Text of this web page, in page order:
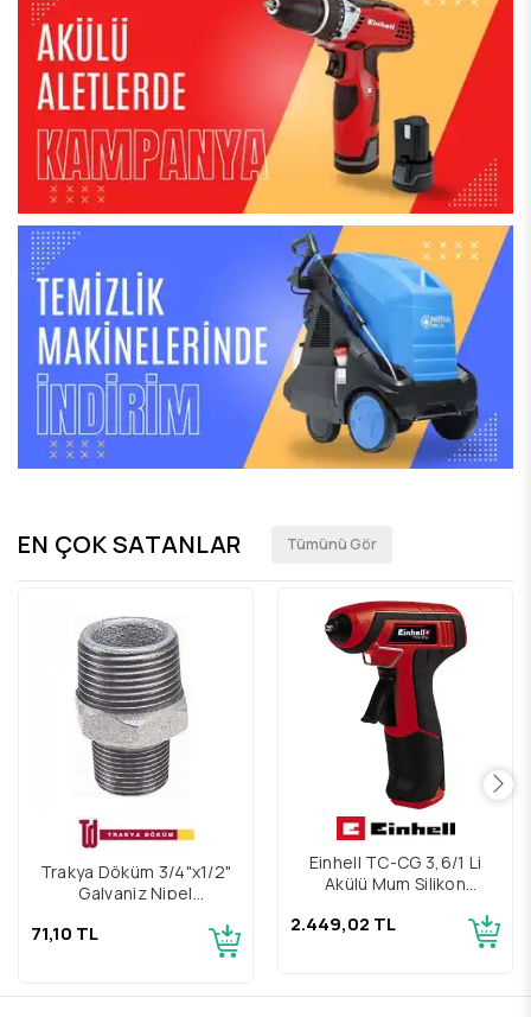
EN ÇOK SATANLAR Tümünü Gör
Trakya Döküm 3/4"x1/2"
Galvaniz Nipel
71,10 TL
Einhell TC-CG 3,6/1 Li
Akülü Mum Silikon
2.449,02 TL